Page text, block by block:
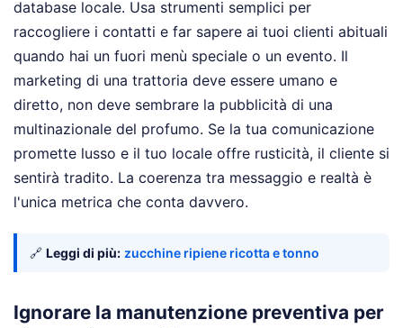
database locale. Usa strumenti semplici per
raccogliere i contatti e far sapere ai tuoi clienti abituali
quando hai un fuori menù speciale o un evento. Il
marketing di una trattoria deve essere umano e
diretto, non deve sembrare la pubblicità di una
multinazionale del profumo. Se la tua comunicazione
promette lusso e il tuo locale offre rusticità, il cliente si
sentirà tradito. La coerenza tra messaggio e realtà è
l'unica metrica che conta davvero.
🔗 Leggi di più: zucchine ripiene ricotta e tonno
Ignorare la manutenzione preventiva per